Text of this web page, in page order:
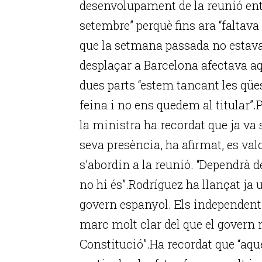
desenvolupament de la reunió
setembre” perquè fins ara
que la setmana passada no
desplaçar a Barcelona afectava
dues parts “estem tancant les
feina i no ens quedem al
la ministra ha recordat que ja va
seva presència, ha afirmat, es
s’abordin a la reunió.
no hi és”.Rodríguez ha llançat
govern espanyol. Els
marc molt clar del que el govern
Constitució”.Ha recordat que